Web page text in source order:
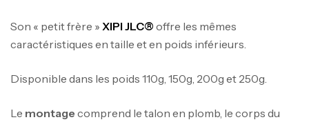
Son « petit frère » XIPI JLC® offre les mêmes
caractéristiques en taille et en poids inférieurs.
Disponible dans les poids 110g, 150g, 200g et 250g.
Le montage comprend le talon en plomb, le corps du
Foureau Kalli Kunnan Funda 1.70m
Expanded
د.ت378,000